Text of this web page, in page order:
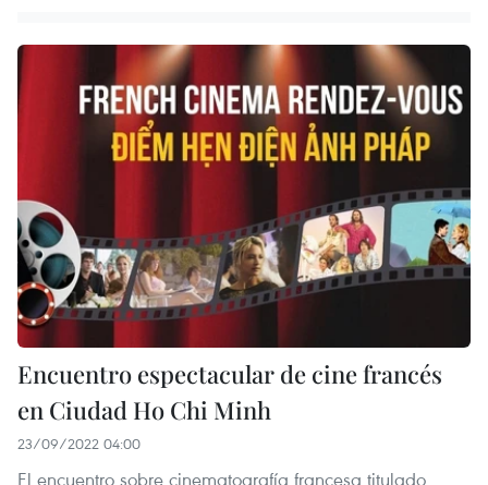
Encuentro espectacular de cine francés
en Ciudad Ho Chi Minh
23/09/2022 04:00
El encuentro sobre cinematografía francesa titulado